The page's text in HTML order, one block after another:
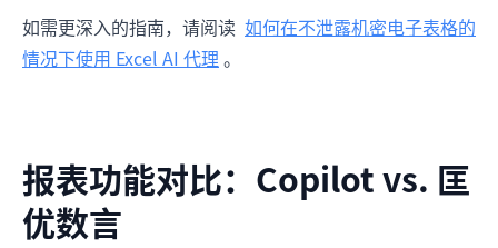
如需更深入的指南，请阅读 如何在不泄露机密电子表格的
情况下使用 Excel AI 代理 。
报表功能对比：Copilot vs. 匡
优数言